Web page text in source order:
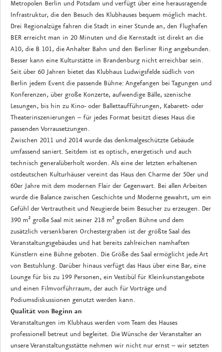
Metropolen Berlin und Potsdam und verfügt über eine herausragende
Infrastruktur, die den Besuch des Klubhauses bequem möglich macht.
Drei Regionalzüge fahren die Stadt in einer Stunde an, den Flughafen
BER erreicht man in 20 Minuten und die Kernstadt ist direkt an die
A10, die B 101, die Anhalter Bahn und den Berliner Ring angebunden.
Besser kann eine Kulturstätte in Brandenburg nicht erreichbar sein.
Seit über 60 Jahren bietet das Klubhaus Ludwigsfelde südlich von
Berlin jedem Event die passende Bühne: Angefangen bei Tagungen und
Konferenzen, über große Konzerte, aufwendige Bälle, szenische
Lesungen, bis hin zu Kino- oder Ballettaufführungen, Kabarett- oder
Theaterinszenierungen – für jedes Format besitzt dieses Haus die
passenden Vorrausetzungen.
Zwischen 2011 und 2014 wurde das denkmalgeschützte Gebäude
umfassend saniert. Seitdem ist es optisch, energetisch und auch
technisch generalüberholt worden. Als eine der letzten erhaltenen
ostdeutschen Kulturhäuser vereint das Haus den Charme der 50er und
60er Jahre mit dem modernen Flair der Gegenwart. Bei allen Arbeiten
wurde die Balance zwischen Geschichte und Moderne gewahrt, um ein
Gefühl der Vertrautheit und Neugierde beim Besucher zu erzeugen. Der
390 m² große Saal mit seiner 218 m² großen Bühne und dem
zusätzlich versenkbaren Orchestergraben ist der größte Saal des
Veranstaltungsgebäudes und hat bereits zahlreichen namhaften
Künstlern eine Bühne geboten. Die Größe des Saal ermöglicht jede Art
von Bestuhlung. Darüber hinaus verfügt das Haus über eine Bar, eine
Lounge für bis zu 199 Personen, ein Vestibül für Kleinkunstangebote
und einen Filmvorführraum, der auch für Vorträge und
Podiumsdiskussionen genutzt werden kann.
Qualität von Beginn an
Veranstaltungen im Klubhaus werden vom Team des Hauses
professionell betreut und begleitet. Die Wünsche der Veranstalter an
unsere Veranstaltungsstätte nehmen wir nicht nur ernst – wir setzten